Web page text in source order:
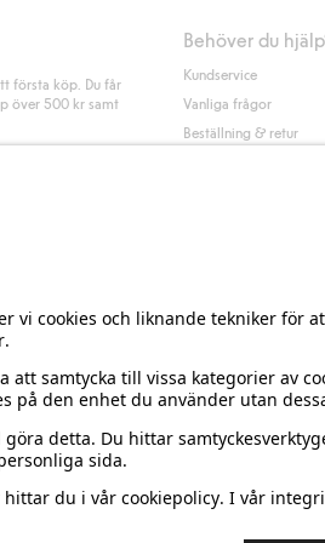
första köp. Du får
över 500 kr samt
Behöver du
Kundservice
Vanliga frågor
Beställning & retur